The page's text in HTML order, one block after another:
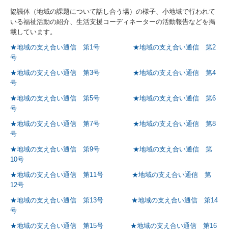
その他
アクセスマップ
協議体（地域の課題について話し合う場）の様子、小地域で行われて
いる福祉活動の紹介、生活支援コーディネーターの活動報告などを掲
載しています。
★地域の支え合い通信 第1号
★地域の支え合い通信 第2
号
★地域の支え合い通信 第3号
★地域の支え合い通信 第4
号
★地域の支え合い通信 第5号
★地域の支え合い通信 第6
号
★地域の支え合い通信 第7号
★地域の支え合い通信 第8
号
★地域の支え合い通信 第9号
★地域の支え合い通信 第
10号
★地域の支え合い通信 第11号
★地域の支え合い通信 第
12号
★地域の支え合い通信 第13号
★地域の支え合い通信 第14
号
★地域の支え合い通信 第15号
★地域の支え合い通信 第16